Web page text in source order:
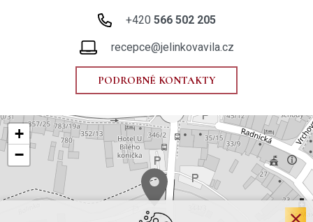
+420 566 502 205
recepce@jelinkovavila.cz
PODROBNÉ KONTAKTY
+
−